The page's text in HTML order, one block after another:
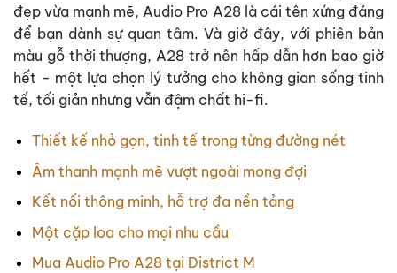
đẹp vừa mạnh mẽ, Audio Pro A28 là cái tên xứng đáng
để bạn dành sự quan tâm. Và giờ đây, với phiên bản
màu gỗ thời thượng, A28 trở nên hấp dẫn hơn bao giờ
hết – một lựa chọn lý tưởng cho không gian sống tinh
tế, tối giản nhưng vẫn đậm chất hi-fi.
Thiết kế nhỏ gọn, tinh tế trong từng đường nét
Âm thanh mạnh mẽ vượt ngoài mong đợi
Kết nối thông minh, hỗ trợ đa nền tảng
Một cặp loa cho mọi nhu cầu
Mua Audio Pro A28 tại District M